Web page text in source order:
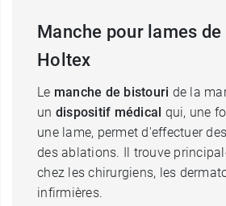
Manche pour lames
Holtex
Le manche de bistouri de la
un dispositif médical qui, une
une lame, permet d'effectuer
des ablations. Il trouve
chez les chirurgiens, les
infirmières.